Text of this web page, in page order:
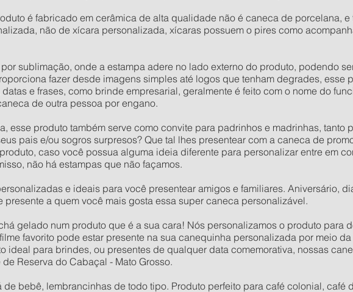
é fabricado em cerâmica de alta qualidade não é caneca de porcelana, e
não de xícara personalizada, xícaras possuem o pires como
sublimação, onde a estampa adere no lado externo do produto, podendo
fazer desde imagens simples até logos que tenham degrades, esse
e frases, como brinde empresarial, geralmente é feito com o nome do
de outra pessoa por engano.
esse produto também serve como convite para padrinhos e madrinhas, tanto
pais e/ou sogros surpresos? Que tal lhes presentear com a caneca de
caso você possua alguma ideia diferente para personalizar entre em
não há estampas que não façamos.
e ideais para você presentear amigos e familiares. Aniversário,
presente a quem você mais gosta essa super caneca personalizável.
gelado num produto que é a sua cara! Nós personalizamos o produto para
favorito pode estar presente na sua canequinha personalizada por meio
ideal para brindes, ou presentes de qualquer data comemorativa, nossas
Reserva do Cabaçal - Mato Grosso.
bebê, lembrancinhas de todo tipo. Produto perfeito para café colonial, café